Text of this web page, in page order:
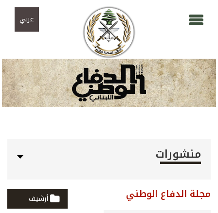
عربي
منشورات
مجلة الدفاع الوطني
أرشيف